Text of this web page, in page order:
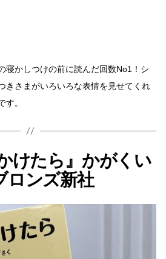
寝かしつけの前に読んだ回数No1！シ
きさまがいろいろな表情を見せてくれ
す。
けたら』かがくい
ロンズ新社